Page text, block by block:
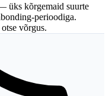
üks kõrgemaid suurte
perioodiga.
võrgus.